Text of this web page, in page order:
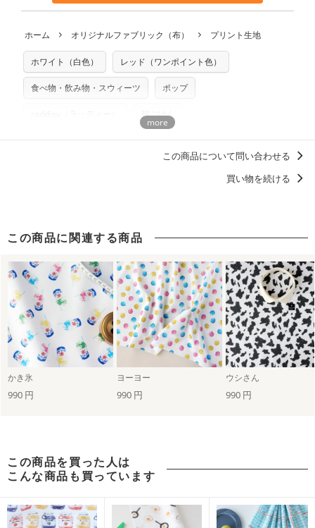
※カットを希望の方は備考欄に「50cmずつカット希望」など
ご記載ください（50cm単位でのカットのみ）
プリント布の仕様についてもっと詳しく見る
※土日祝は営業日に含まれません。
※配送日のご指定は承れません。出来上がり次第、順次発送
も不要です。（製品化した際に起こる全ての問題、クレーム
いませんのでご了承ください）
※有料型紙（ホームソーイング型紙シリーズ）および柄がえ
らべるキットに付属された型紙は商用利用できませんのでご
注意ください。型紙自体の転用・販売および型紙を使用して
商用利用についての詳細はこちら
ホーム オリジナルファブリック（布） プリント生地
ホワイト（白色） レッド（ワンポイント色）
食べ物・飲み物・スウィーツ ポップ
朝ごはん
この商品について問い合わせる
買い物を続ける
この商品に関連する商品
かき氷 ヨーヨー ウシさん
990 円 990 円 990 円
この商品を買った人は
こんな商品も買っています